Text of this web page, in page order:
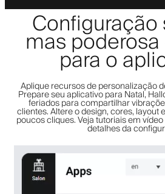
mas
para o
Aplique recursos de personalização
Prepare seu aplicativo para Natal,
feriados para compartilhar
clientes. Altere o design, cores, layout
poucos cliques. Veja tutoriais em
detalhes da